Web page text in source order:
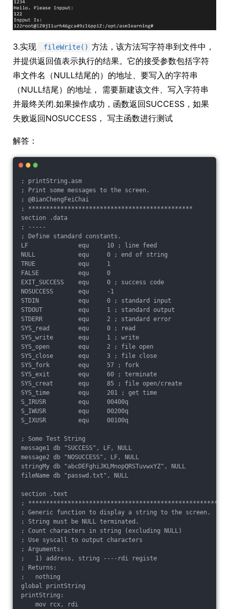
3.实现 fileWrite() 方法，该方法写字符串到文件中，
并提供返回值表示执行的结果。它的接受参数包括字符
串文件名（NULL结尾的）的地址、要写入的字符串
（NULL结尾）的地址， 需要新建该文件、写入字符串
并最终关闭.如果操作成功，函数返回SUCCESS，如果
失败返回NOSUCCESS， 写主函数进行测试
解答：
; printString.asm
; Print some messages to the screen.
; @BianChengFeiChai
; **********************************************
section .data
; -----
; Define standard constants.
LF              equ     10 ; line feed
NULL            equ     0 ; end of string
TRUE            equ     1
FALSE           equ     0
EXIT_SUCCESS    equ     0 ; success code
NOSUCCESS       equ     -1
STDIN           equ     0 ; standard input
STDOUT          equ     1 ; standard output
STDERR          equ     2 ; standard error
SYS_read        equ     0 ; read
SYS_write       equ     1 ; write
SYS_open        equ     2 ; file open
SYS_close       equ     3 ; file close
SYS_fork        equ     57 ; fork
SYS_exit        equ     60 ; terminate
SYS_creat       equ     85 ; file open/create
SYS_time        equ     201 ; get time
S_IRUSR         equ     00400q
S_IWUSR         equ     00200q
S_IXUSR         equ     00100q
; Some Test String
message1 db "SUCCESS", LF, NULL
message2 db "NOSUCCESS", LF, NULL
stringMy db "abcDEFghiJKLMnopQRSTuvwxYZ", NULL
fileName db "passwd.txt", NULL
section .text
; ******************************************************
; Generic function to display a string to the screen.
; String must be NULL terminated.
; Count characters in string (excluding NULL)
; Use syscall to output characters
; Arguments:
;   1) address, string ----rdi registe
; Returns:
;   nothing
global printString
printString:
    mov rcx, rdi